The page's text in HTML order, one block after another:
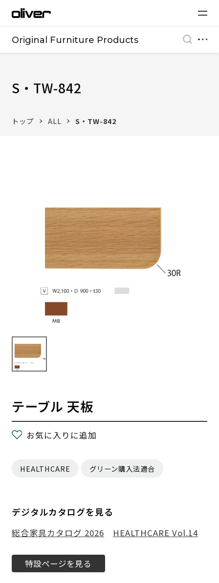
Original Furniture Products
S・TW-842
トップ ALL S・TW-842
テーブル 天板
お気に入りに追加
HEALTHCARE グリーン購入法適合
デジタルカタログを見る
総合家具カタログ 2026 HEALTHCARE Vol.14
特設ページを見る